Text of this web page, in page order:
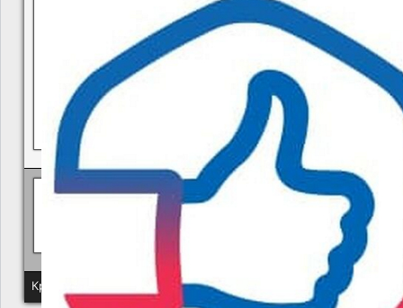
В квитанциях ошибки, в подъезде мусор, сотрудники
Политика КГУП "Камчатский водоканал" в отношении
Краевое государственное унитарное предприятие